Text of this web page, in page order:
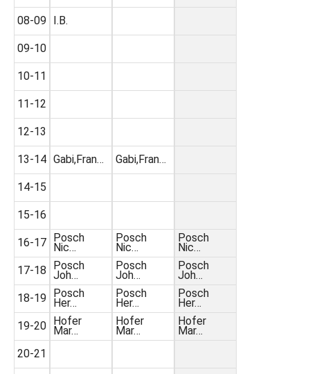
08-09
09-10
10-11
11-12
12-13
13-14
14-15
15-16
16-17
17-18
18-19
19-20
20-21
I.B.
Gabi,Fran…
Posch
Nic…
Posch
Joh…
Posch
Her…
Hofer
Mar…
Gabi,Fran…
Posch
Nic…
Posch
Joh…
Posch
Her…
Hofer
Mar…
Posch
Nic…
Posch
Joh…
Posch
Her…
Hofer
Mar…